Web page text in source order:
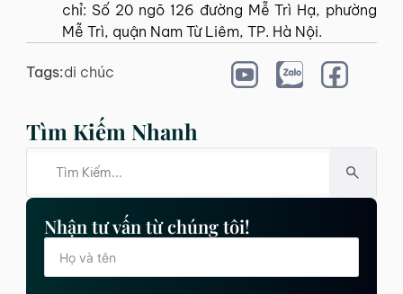
chỉ: Số 20 ngõ 126 đường Mễ Trì Hạ, phường
Mễ Trì, quận Nam Từ Liêm, TP. Hà Nội.
Tags:di chúc
Tìm Kiếm Nhanh
Nhận tư vấn từ chúng tôi!